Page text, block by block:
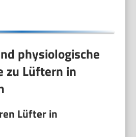
physiologische
zu Lüftern in
Lüfter in